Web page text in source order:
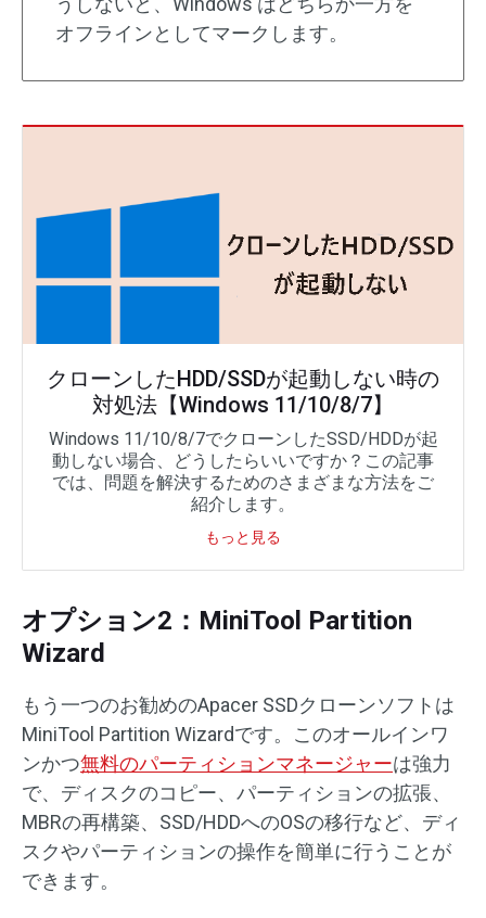
オフラインとしてマークします。
クローンしたHDD/SSDが起動しない時の
対処法【Windows 11/10/8/7】
Windows 11/10/8/7でクローンしたSSD/HDDが起
動しない場合、どうしたらいいですか？この記事
では、問題を解決するためのさまざまな方法をご
紹介します。
もっと見る
オプション2：MiniTool Partition
Wizard
もう一つのお勧めのApacer SSDクローンソフトは
MiniTool Partition Wizardです。このオールインワ
ンかつ無料のパーティションマネージャーは強力
で、ディスクのコピー、パーティションの拡張、
MBRの再構築、SSD/HDDへのOSの移行など、ディ
スクやパーティションの操作を簡単に行うことが
できます。